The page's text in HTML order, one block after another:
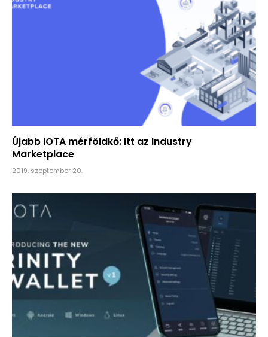
Újabb IOTA mérföldkő: Itt az Industry
Marketplace
2019. szeptember 20.